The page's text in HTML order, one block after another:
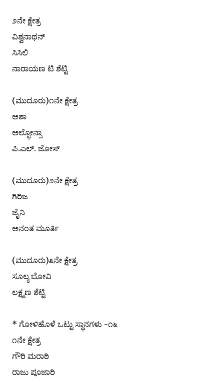
೨ನೇ ಕ್ಷೇತ್ರ
ವಿಶ್ವನಾಥನ್
ಸಿಸಿಲಿ
ನಾರಾಯಣ ಟಿ ಶೆಟ್ಟಿ
(ಮುದೂರು)೧ನೇ ಕ್ಷೇತ್ರ
ಆಶಾ
ಅಲ್ಫೋನ್ಸಾ
ಪಿ.ಎಲ್. ಜೋಸ್
(ಮುದೂರು)೨ನೇ ಕ್ಷೇತ್ರ
ಗಿರಿಜ
ಜೈನಿ
ಅನಂತ ಮೂರ್ತಿ
(ಮುದೂರು)೩ನೇ ಕ್ಷೇತ್ರ
ಸೂಲ್ಯ ಬೋವಿ
ಲಕ್ಷ್ಮಣ ಶೆಟ್ಟಿ
* ಗೋಳಿಹೊಳೆ ಒಟ್ಟು ಸ್ಥಾನಗಳು -೧೬
೧ನೇ ಕ್ಷೇತ್ರ
ಗೌರಿ ಮರಾಠಿ
ರಾಜು ಪೂಜಾರಿ